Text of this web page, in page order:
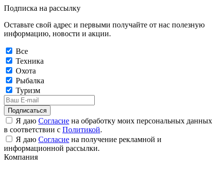
Подписка на рассылку
Оставьте свой адрес и первыми получайте от нас полезную
информацию, новости и акции.
Все
Техника
Охота
Рыбалка
Туризм
Подписаться
Я даю Согласие на обработку моих персональных данных
в соответствии с Политикой.
Я даю Согласие на получение рекламной и
информационной рассылки.
Компания